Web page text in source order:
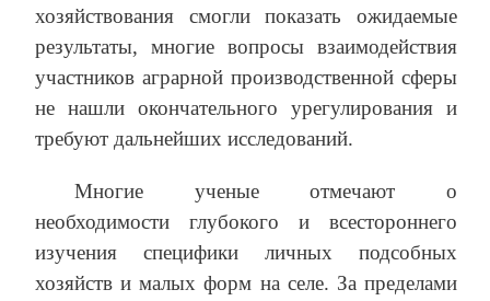
хозяйствования смогли показать ожидаемые
результаты, многие вопросы взаимодействия
участников аграрной производственной сферы
не нашли окончательного урегулирования и
требуют дальнейших исследований.
Многие ученые отмечают о
необходимости глубокого и всестороннего
изучения специфики личных подсобных
хозяйств и малых форм на селе. За пределами